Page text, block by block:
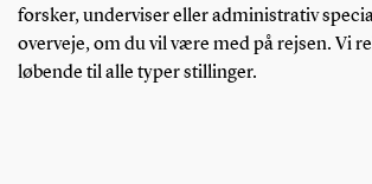
forsker, underviser eller administrativ
overveje, om du vil være med på rejsen. Vi
løbende til alle typer stillinger.